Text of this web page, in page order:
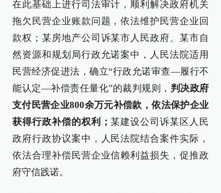
在此基础上进行司法审计，顺利解决政府机关
拖欠民营企业账款问题，依法维护民营企业回
款权；某房地产公司诉某市人民政府、某市自
然资源和规划局行政允诺案中，人民法院适用
民营经济促进法，确立“行政允诺审查—履行不
能认定—补偿责任量化”的裁判规则， 判决政府
支付民营企业800余万元补偿款，依法保护企业
获得行政补偿的权利； 某建设公司诉某区人民
政府行政协议案中，人民法院结合案件实际，
依法合理补偿民营企业信赖利益损失，促推政
府守信践诺。